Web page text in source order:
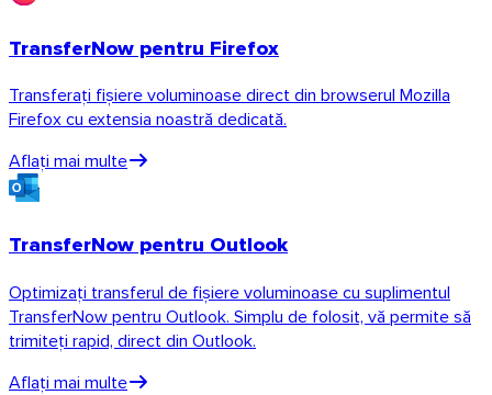
TransferNow pentru Firefox
Transferați fișiere voluminoase direct din browserul Mozilla
Firefox cu extensia noastră dedicată.
Aflați mai multe
TransferNow pentru Outlook
Optimizați transferul de fișiere voluminoase cu suplimentul
TransferNow pentru Outlook. Simplu de folosit, vă permite să
trimiteți rapid, direct din Outlook.
Aflați mai multe